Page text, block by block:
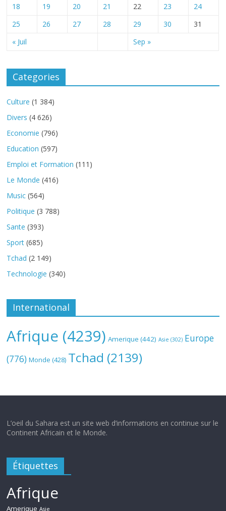
« Juil Sep »
18
19 20 21 22 23
24
25
26 27 28 29 30 31
Categories
Culture (1 384)
Divers (4 626)
Economie (796)
Education (597)
Emploi et Formation (111)
Le Monde (416)
Music (564)
Politique (3 788)
Sante (393)
Sport (685)
Tchad (2 149)
Technologie (340)
International
Afrique (4239) Amerique (442) Asie (302) Europe
(776) Monde (428) Tchad (2139)
L’oeil du Sahara est un site web d’informations en continue sur le
Continent Africain et le Monde.
Étiquettes
Afrique
Amerique Asie